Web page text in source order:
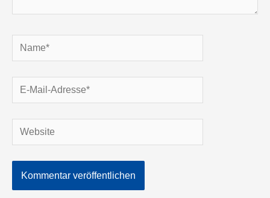
Name*
E-
Mail-
Adresse*
Website